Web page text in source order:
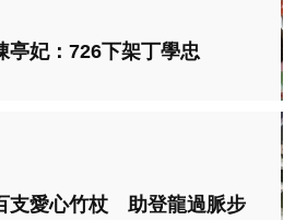
妃：726下架丁學忠
支愛心竹杖 助登龍過脈步